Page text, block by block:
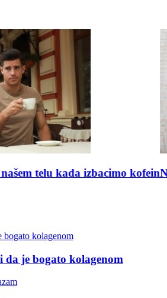
kada izbacimo kofeinNajlakša
da je bogato kolagenom